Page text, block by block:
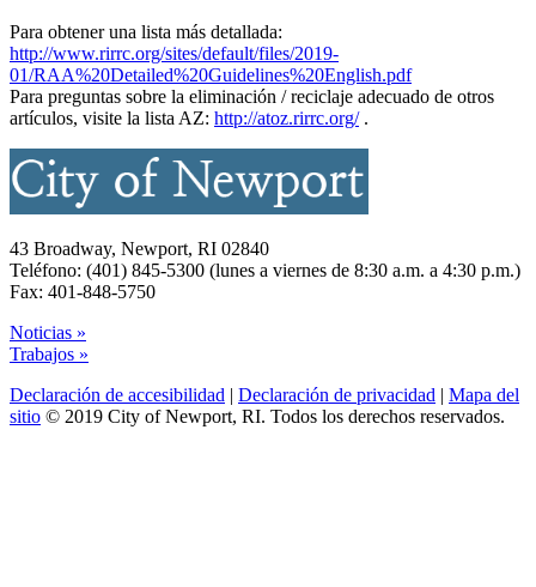
Para obtener una lista más detallada:
http://www.rirrc.org/sites/default/files/2019-
01/RAA%20Detailed%20Guidelines%20English.pdf
Para preguntas sobre la eliminación / reciclaje adecuado de otros
artículos, visite la lista AZ: http://atoz.rirrc.org/.
43 Broadway, Newport, RI 02840
Teléfono: (401) 845-5300 (lunes a viernes de 8:30 a.m. a 4:30 p.m.)
Fax: 401-848-5750
Noticias »
Trabajos »
Declaración de accesibilidad | Declaración de privacidad | Mapa del
sitio © 2019 City of Newport, RI. Todos los derechos reservados.